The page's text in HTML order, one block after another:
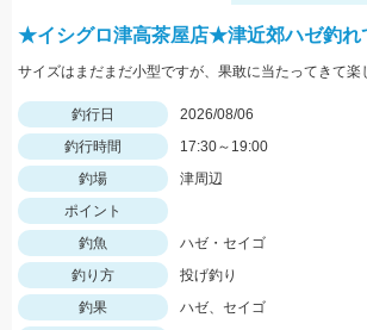
★イシグロ津高茶屋店★津近郊ハゼ釣れ
サイズはまだまだ小型ですが、果敢に当たってきて楽
釣行日
2026/08/06
釣行時間
17:30～19:00
釣場
津周辺
ポイント
釣魚
ハゼ・セイゴ
釣り方
投げ釣り
釣果
ハゼ、セイゴ